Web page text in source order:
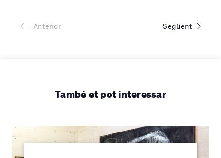
Anterior Següent
També et pot interessar